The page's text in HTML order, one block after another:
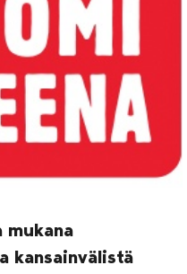
mukana
kansainvälistä